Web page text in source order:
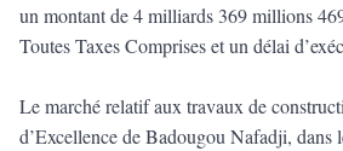
un montant de 4 milliards 369 millions
Toutes Taxes Comprises et un délai
Le marché relatif aux travaux de
d’Excellence de Badougou Nafadji, dans